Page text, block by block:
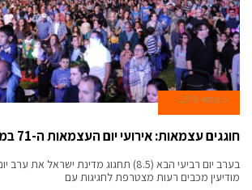
5 במאי 2019
חוגגים עצמאות: אירועי יום העצמאות ה-71 במודיעין
מודיעין מכבים רעות מצטרפת לחגיגות עם